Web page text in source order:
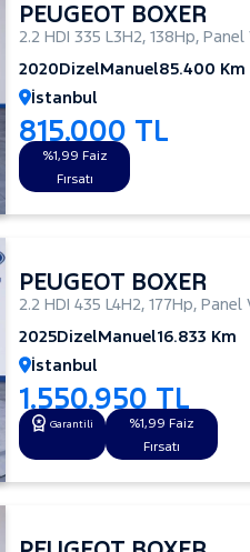
PEUGEOT BOXER
2.2 HDI 335 L3H2, 138Hp, Panel
2020DizelManuel85.400 Km
İstanbul
815.000 TL
%1,99 Faiz
Fırsatı
PEUGEOT BOXER
2.2 HDI 435 L4H2, 177Hp, Panel
2025DizelManuel16.833 Km
İstanbul
1.550.950 TL
Garantili
%1,99 Faiz
Fırsatı